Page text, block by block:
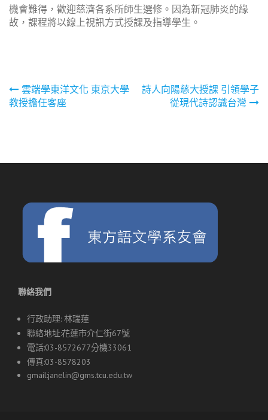
機會難得，歡迎慈濟各系所師生選修。因為新冠肺炎的緣
故，課程將以線上視訊方式授課及指導學生。
文雲端學東洋文化 東京大學
教授擔任客座
詩人向陽慈大授課 引領學子
從現代詩認識台灣
聯絡我們
行政助理: 林瑞蓮
聯絡地址:花蓮市介仁街67號
電話:03-8572677分機33061
傳真:03-8578203
gmail:janelin@gms.tcu.edu.tw